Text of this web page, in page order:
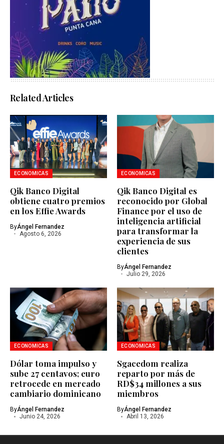
Related Articles
ECONOMICAS
Qik Banco Digital
obtiene cuatro premios
en los Effie Awards
ByÁngel Fernandez
Agosto 6, 2026
ECONOMICAS
Qik Banco Digital es
reconocido por Global
Finance por el uso de
inteligencia artificial
para transformar la
experiencia de sus
clientes
ByÁngel Fernandez
Julio 29, 2026
ECONOMICAS
Dólar toma impulso y
sube 27 centavos; euro
retrocede en mercado
cambiario dominicano
ByÁngel Fernandez
Junio 24, 2026
ECONOMICAS
Sgacedom realiza
reparto por más de
RD$34 millones a sus
miembros
ByÁngel Fernandez
Abril 13, 2026